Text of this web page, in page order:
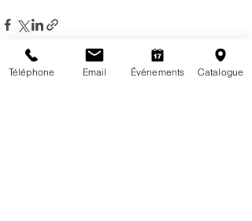
Téléphone Email Événements Catalogue